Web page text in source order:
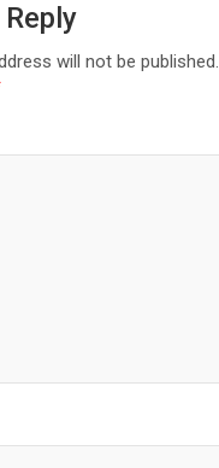
will not be published.